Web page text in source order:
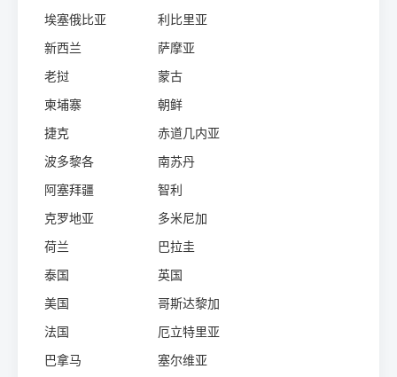
埃塞俄比亚
利比里亚
新西兰
萨摩亚
老挝
蒙古
柬埔寨
朝鲜
捷克
赤道几内亚
波多黎各
南苏丹
阿塞拜疆
智利
克罗地亚
多米尼加
荷兰
巴拉圭
泰国
英国
美国
哥斯达黎加
法国
厄立特里亚
巴拿马
塞尔维亚